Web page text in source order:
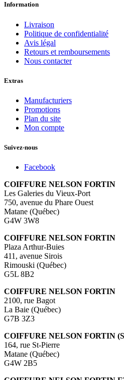
Information
Livraison
Politique de confidentialité
Avis légal
Retours et remboursements
Nous contacter
Extras
Manufacturiers
Promotions
Plan du site
Mon compte
Suivez-nous
Facebook
COIFFURE NELSON FORTIN
Les Galeries du Vieux-Port
750, avenue du Phare Ouest
Matane (Québec)
G4W 3W8
COIFFURE NELSON FORTIN
Plaza Arthur-Buies
411, avenue Sirois
Rimouski (Québec)
G5L 8B2
COIFFURE NELSON FORTIN
2100, rue Bagot
La Baie (Québec)
G7B 3Z3
COIFFURE NELSON FORTIN
164, rue St-Pierre
Matane (Québec)
G4W 2B5